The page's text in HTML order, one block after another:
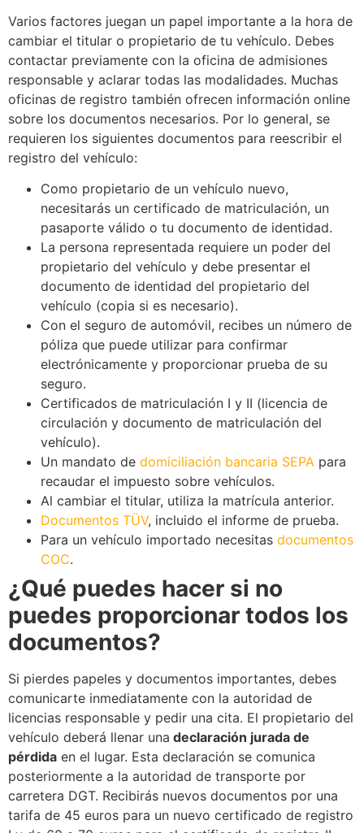
Varios factores juegan un papel importante a la hora de
cambiar el titular o propietario de tu vehículo. Debes
contactar previamente con la oficina de admisiones
responsable y aclarar todas las modalidades. Muchas
oficinas de registro también ofrecen información online
sobre los documentos necesarios. Por lo general, se
requieren los siguientes documentos para reescribir el
registro del vehículo:
Como propietario de un vehículo nuevo,
necesitarás un certificado de matriculación, un
pasaporte válido o tu documento de identidad.
La persona representada requiere un poder del
propietario del vehículo y debe presentar el
documento de identidad del propietario del
vehículo (copia si es necesario).
Con el seguro de automóvil, recibes un número de
póliza que puede utilizar para confirmar
electrónicamente y proporcionar prueba de su
seguro.
Certificados de matriculación I y II (licencia de
circulación y documento de matriculación del
vehículo).
Un mandato de domiciliación bancaria SEPA para
recaudar el impuesto sobre vehículos.
Al cambiar el titular, utiliza la matrícula anterior.
Documentos TÜV, incluido el informe de prueba.
Para un vehículo importado necesitas documentos
COC.
¿Qué puedes hacer si no
puedes proporcionar todos los
documentos?
Si pierdes papeles y documentos importantes, debes
comunicarte inmediatamente con la autoridad de
licencias responsable y pedir una cita. El propietario del
vehículo deberá llenar una declaración jurada de
pérdida en el lugar. Esta declaración se comunica
posteriormente a la autoridad de transporte por
carretera DGT. Recibirás nuevos documentos por una
tarifa de 45 euros para un nuevo certificado de registro